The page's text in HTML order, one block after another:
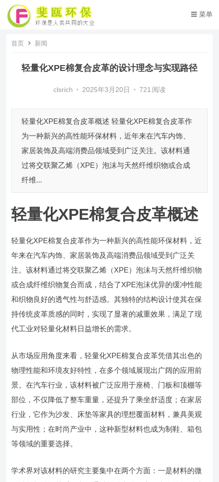
菜单
首页 新闻
轻量化XPE棉复合皮革的设计理念与实现路径
clsrich • 2025年3月20日 • 721 阅读
轻量化XPE棉复合皮革概述 轻量化XPE棉复合皮革作
为一种新兴的高性能环保材料，近年来在汽车内饰、
家居装饰及高端消费品领域受到广泛关注。该材料通
过将交联聚乙烯（XPE）泡沫与天然纤维织物或合成
纤维...
轻量化XPE棉复合皮革概述
轻量化XPE棉复合皮革作为一种新兴的高性能环保材料，近
年来在汽车内饰、家居装饰及高端消费品领域受到广泛关
注。该材料通过将交联聚乙烯（XPE）泡沫与天然纤维织物
或合成纤维织物复合而成，结合了XPE泡沫优异的缓冲性能
和织物良好的透气性与舒适感。其独特的结构设计使其在保
持传统皮革质感的同时，实现了显著的减重效果，满足了现
代工业对轻量化材料日益增长的需求。
从市场应用角度来看，轻量化XPE棉复合皮革凭借其出色的
物理性能和环境友好特性，在多个领域展现出广阔的应用前
景。在汽车行业，该材料被广泛应用于座椅、门板和顶棚等
部位，不仅降低了整车重量，还提升了乘坐舒适度；在家居
行业，它作为沙发、床垫等家具的理想覆面材料，兼具美观
与实用性；在时尚产业中，这种新型材料也成为制鞋、箱包
等领域的重要选择。
学术界对该材料的研究主要集中在两个方面：一是材料的微